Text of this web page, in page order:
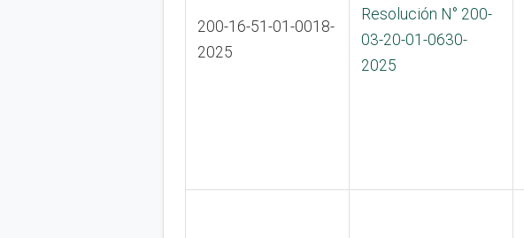
200-16-51-01-0018-
2025
Resolución N° 200-
03-20-01-0630-
2025